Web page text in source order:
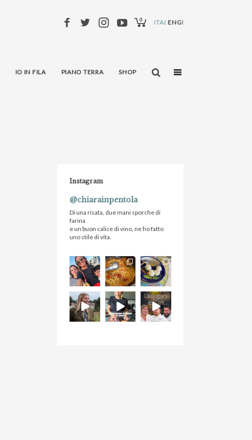
ITALIANO
ENGLISH
0
IO IN FILA PIANO TERRA SHOP
Instagram
@chiarainpentola
Di una risata, due mani sporche di
farina
e un buon calice di vino, ne ho fatto
uno stile di vita.